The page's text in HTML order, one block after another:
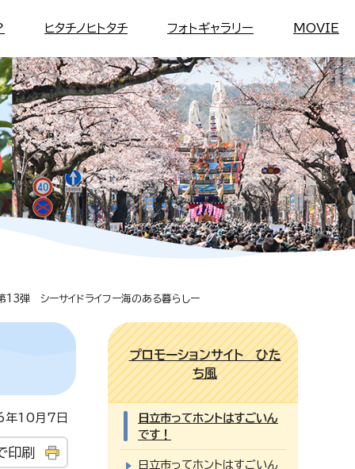
ヒタチノヒトタチ フォトギャラリー MOVIE
13弾 シーサイドライフー海のある暮らしー
10月7日
印刷
プロモーションサイト ひた
ち風
日立市ってホントはすごいん
です！
日立市ってホントはすごいん